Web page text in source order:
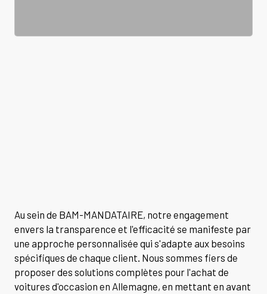
Au sein de BAM-MANDATAIRE, notre engagement
envers la transparence et l'efficacité se manifeste par
une approche personnalisée qui s'adapte aux besoins
spécifiques de chaque client. Nous sommes fiers de
proposer des solutions complètes pour l'achat de
voitures d'occasion en Allemagne, en mettant en avant